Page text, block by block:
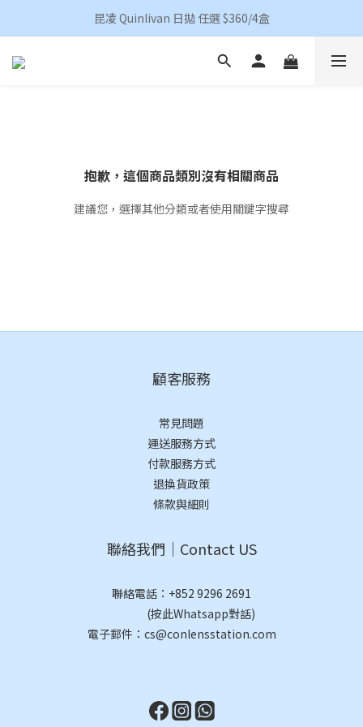
香港地區買滿HKD 500(澳門HKD 600)順豐包郵
昆凌 Quinlivan 日拋 任選 $360/4盒
香港地區買滿HKD 500(澳門HKD 600)順豐包郵
抱歉，這個商品類別沒有相關商品
建議您，選擇其他分類或者使用關鍵字搜尋
顧客服務
常見問題
運送服務方式
付款服務方式
退換貨政策
條款與細則
聯絡我們｜Contact US
聯絡電話： +852 9296 2691
(按此Whatsapp對話)
電子郵件：cs@conlensstation.com